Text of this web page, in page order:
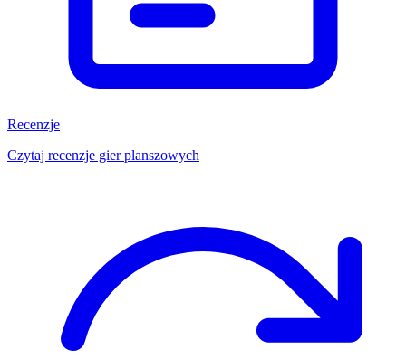
Recenzje
Czytaj recenzje gier planszowych